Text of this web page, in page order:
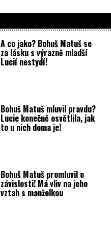
A co jako? Bohuš Matuš se
za lásku s výrazně mladší
Lucií nestydí!
Bohuš Matuš mluvil pravdu?
Lucie konečně osvětlila, jak
to u nich doma je!
Bohuš Matuš promluvil o
závislosti! Má vliv na jeho
vztah s manželkou